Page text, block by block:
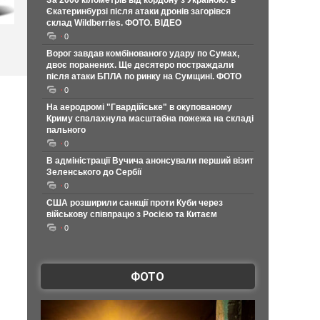
Єкатеринбурзі після атаки дронів загорівся
склад Wildberries. ФОТО. ВІДЕО
0
Ворог завдав комбінованого удару по Сумах,
двоє поранених. Ще десятеро постраждали
після атаки БПЛА по ринку на Сумщині. ФОТО
0
На аеродромі "Гвардійське" в окупованому
Криму спалахнула масштабна пожежа на складі
пального
0
В адміністрації Вучича анонсували перший візит
Зеленського до Сербії
0
США розширили санкції проти Куби через
військову співпрацю з Росією та Китаєм
0
ФОТО